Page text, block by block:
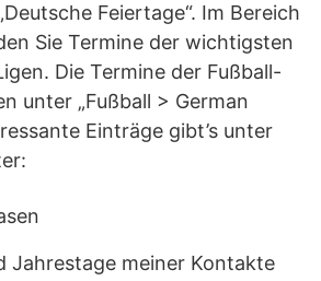
Feiertage“. Im Bereich
Sie Termine der wichtigsten
Die Termine der Fußball-
unter „Fußball > German
Einträge gibt’s unter
Jahrestage meiner Kontakte